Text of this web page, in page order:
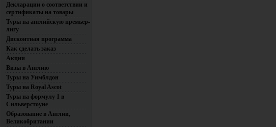
Декларации о соответствии и
сертификаты на товары
Туры на английскую премьер-
лигу
Дисконтная программа
Как сделать заказ
Акции
Визы в Англию
Туры на Уимблдон
Туры на Royal Ascot
Туры на формулу 1 в
Сильверстоуне
Образование в Англии,
Великобритании